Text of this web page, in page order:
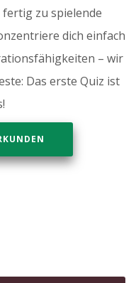
zu spielende
dich einfach
– wir
Das erste Quiz ist